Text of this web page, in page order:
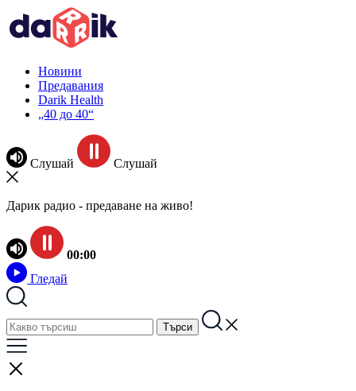
Новини
Предавания
Darik Health
„40 до 40“
Слушай Слушай
Дарик радио - предаване на живо!
00:00
Гледай